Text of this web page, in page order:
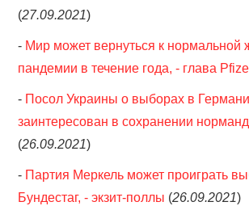
(27.09.2021)
- Мир может вернуться к нормальной
пандемии в течение года, - глава
- Посол Украины о выборах в
заинтересован в сохранении
(26.09.2021)
- Партия Меркель может проиграть
Бундестаг, - экзит-поллы (26.09.2021)